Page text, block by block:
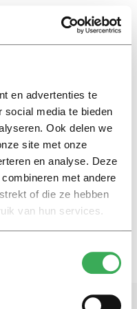
en advertenties te
social media te bieden
Ook delen we
site met onze
en analyse. Deze
met andere
of die ze hebben
van hun services.
EN
not be gathering